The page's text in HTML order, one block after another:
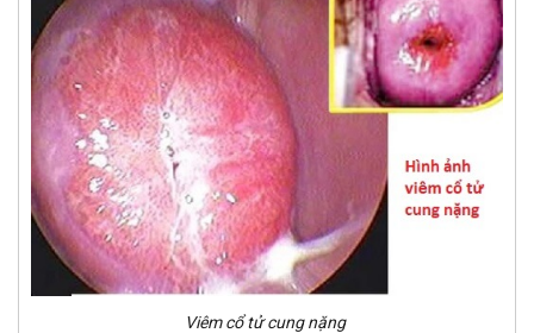
Viêm cổ tử cung nặng